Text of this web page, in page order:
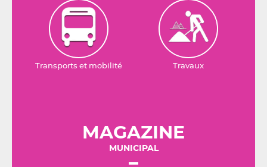
Transports et mobilité Travaux
MAGAZINE
MUNICIPAL